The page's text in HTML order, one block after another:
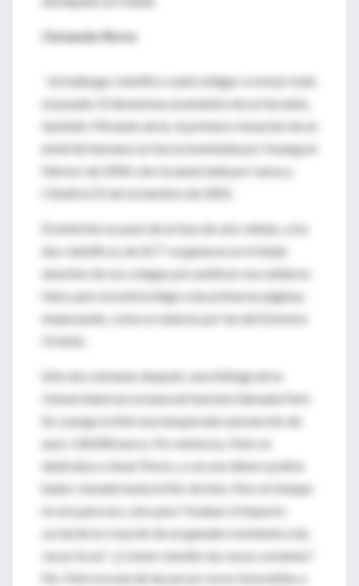
Clonando flores
Un hallazgo científico suele obligar a revisar todo
el pasado. El desenmascaramiento de un farsante,
también. Mirando atrás, la primera clonación de un
embrión humano no fue la inventada por Hwang en
febrero de 2004, sino la anunciada por Lanza y
Cibelli el 25 de noviembre de 2001.
El embrión no pasó de la fase de seis células, y los
dos científicos de ACT se ganaron un irritado
abucheo de sus colegas por publicar esa salida en
falso, pero la noticia llegó a las primeras páginas,
empezando, como es natural, por las del Extremo
Oriente.
Sólo dos semanas después, una bióloga de la
Universidad surcoreana de Sunchon llamada Park
Ky-young recibió una inesperada subvención de
unos 130.000 euros. Por entonces, Park se
dedicaba a clonar flores, y con ese dinero podría
haber clonado hasta la flor de loto. Pero el cheque
no era para eso, sino para "evaluar el impacto
social de la creación de un ganado resistente a las
vacas locas". ¿Comen claveles las vacas coreanas?
No. Park era una de las pocas voces favorables a